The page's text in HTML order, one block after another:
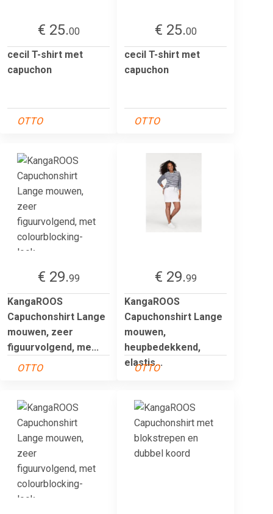
€ 25.00
cecil T-shirt met
capuchon
OTTO
€ 25.00
cecil T-shirt met
capuchon
OTTO
€ 29.99
KangaROOS
Capuchonshirt Lange
mouwen, zeer
figuurvolgend, me...
OTTO
€ 29.99
KangaROOS
Capuchonshirt Lange
mouwen,
heupbedekkend,
elastis...
OTTO